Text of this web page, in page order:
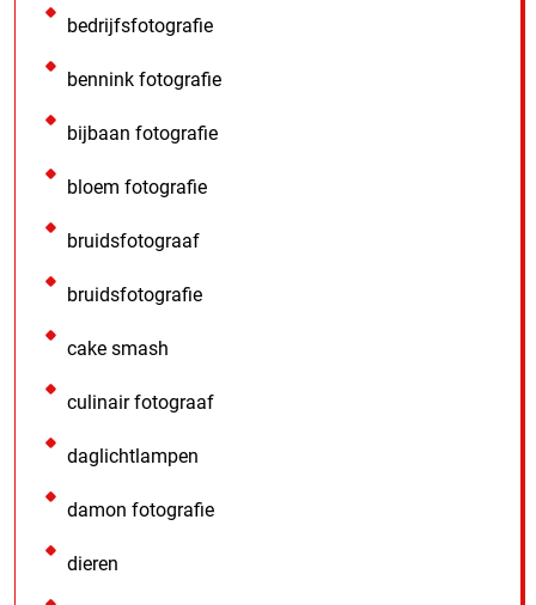
bedrijfsfotografie
bennink fotografie
bijbaan fotografie
bloem fotografie
bruidsfotograaf
bruidsfotografie
cake smash
culinair fotograaf
daglichtlampen
damon fotografie
dieren